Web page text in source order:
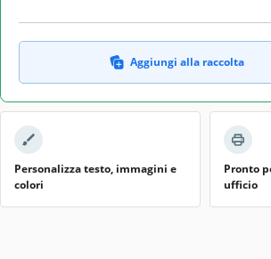
Aggiungi alla raccolta
Personalizza testo, immagini e
colori
Pronto
ufficio